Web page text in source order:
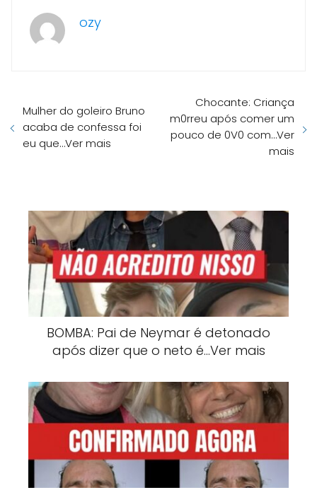
ozy
Mulher do goleiro Bruno
acaba de confessa foi
eu que…Ver mais
Chocante: Criança
m0rreu após comer um
pouco de 0V0 com…Ver
mais
BOMBA: Pai de Neymar é detonado
após dizer que o neto é…Ver mais